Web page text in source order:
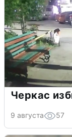
Черкас
9 августа 57